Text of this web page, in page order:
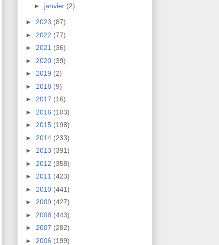
► janvier (2)
► 2023 (87)
► 2022 (77)
► 2021 (36)
► 2020 (39)
► 2019 (2)
► 2018 (9)
► 2017 (16)
► 2016 (103)
► 2015 (198)
► 2014 (233)
► 2013 (391)
► 2012 (358)
► 2011 (423)
► 2010 (441)
► 2009 (427)
► 2008 (443)
► 2007 (282)
► 2006 (199)